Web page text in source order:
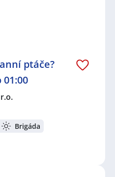
ptáče?
Brigáda